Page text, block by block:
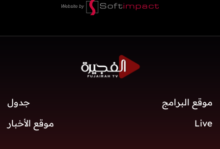
موقع البرامج
جدول
Live
موقع الأخبار